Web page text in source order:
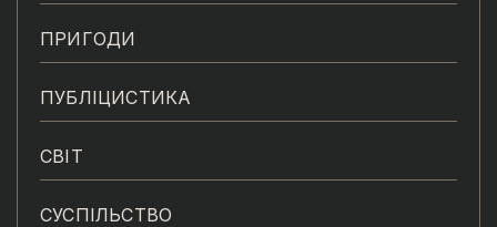
ПРИГОДИ
ПУБЛІЦИСТИКА
СВІТ
СУСПІЛЬСТВО